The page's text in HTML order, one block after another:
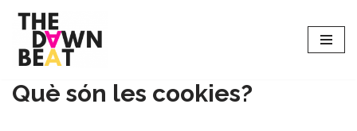
Saltar
Què són les cookies?